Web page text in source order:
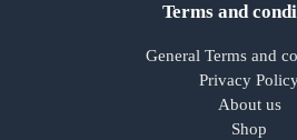
Terms and
General Terms and
Privacy
About us
Shop